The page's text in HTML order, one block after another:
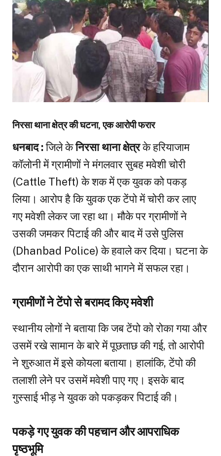
निरसा थाना क्षेत्र की घटना, एक आरोपी फरार
धनबाद :जिले केनिरसा थाना क्षेत्रके हरियाजाम
कॉलोनी में ग्रामीणों ने मंगलवार सुबह मवेशी चोरी
(Cattle Theft) के शक में एक युवक को पकड़
लिया। आरोप है कि युवक एक टेंपो में चोरी कर लाए
गए मवेशी लेकर जा रहा था। मौके पर ग्रामीणों ने
उसकी जमकर पिटाई की और बाद में उसे पुलिस
(Dhanbad Police) के हवाले कर दिया। घटना के
दौरान आरोपी का एक साथी भागने में सफल रहा।
ग्रामीणों ने टेंपो से बरामद किए मवेशी
स्थानीय लोगों ने बताया कि जब टेंपो को रोका गया और
उसमें रखे सामान के बारे में पूछताछ की गई, तो आरोपी
ने शुरुआत में इसे कोयला बताया। हालांकि, टेंपो की
तलाशी लेने पर उसमें मवेशी पाए गए। इसके बाद
गुस्साई भीड़ ने युवक को पकड़कर पिटाई की।
पकड़े गए युवक की पहचान और आपराधिक
पृष्ठभूमि